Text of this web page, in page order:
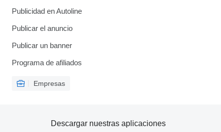
Publicidad en Autoline
Publicar el anuncio
Publicar un banner
Programa de afiliados
Empresas
Descargar nuestras aplicaciones